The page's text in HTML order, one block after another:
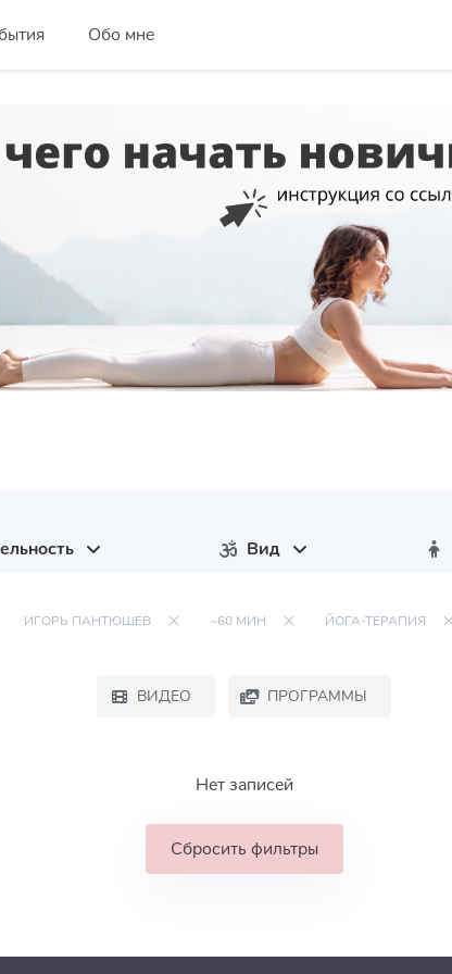
Обо мне
Вид
ИГОРЬ ПАНТЮШЕВ ~60 МИН ЙОГА-ТЕРАПИЯ
ВИДЕО ПРОГРАММЫ
Нет записей
Сбросить фильтры